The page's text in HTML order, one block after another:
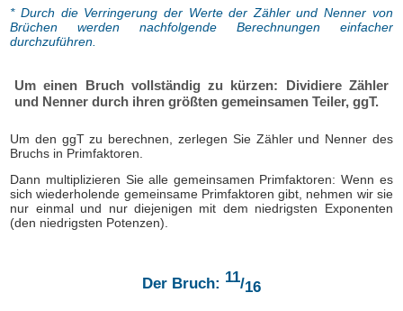
* Durch die Verringerung der Werte der Zähler und Nenner von
Brüchen werden nachfolgende Berechnungen einfacher
durchzuführen.
Um einen Bruch vollständig zu kürzen: Dividiere Zähler
und Nenner durch ihren größten gemeinsamen Teiler, ggT.
Um den ggT zu berechnen, zerlegen Sie Zähler und Nenner des
Bruchs in Primfaktoren.
Dann multiplizieren Sie alle gemeinsamen Primfaktoren: Wenn es
sich wiederholende gemeinsame Primfaktoren gibt, nehmen wir sie
nur einmal und nur diejenigen mit dem niedrigsten Exponenten
(den niedrigsten Potenzen).
Der Bruch: 11/16